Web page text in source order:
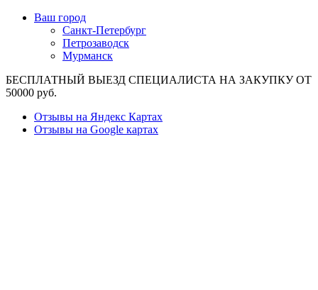
Ваш город
Санкт-Петербург
Петрозаводск
Мурманск
БЕСПЛАТНЫЙ ВЫЕЗД СПЕЦИАЛИСТА НА ЗАКУПКУ ОТ
50000 руб.
Отзывы на Яндекс Картах
Отзывы на Google картах